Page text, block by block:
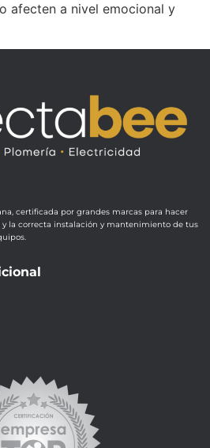
afecten a nivel emocional y
certificada por grandes marcas para hacer
la correcta instalación y mantenimiento de tus